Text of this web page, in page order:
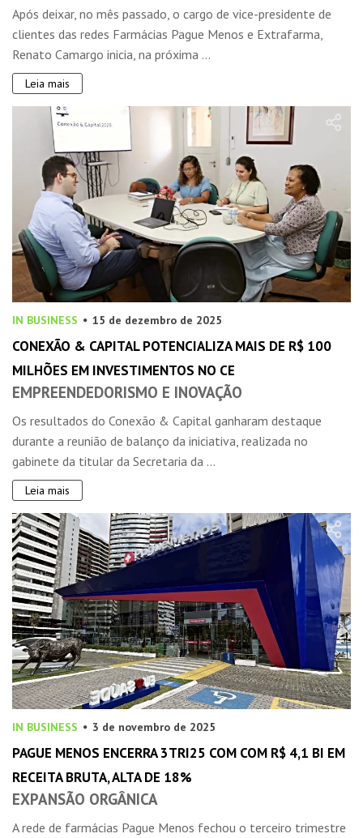
Após deixar, no mês passado, o cargo de vice-presidente de
clientes das redes Farmácias Pague Menos e Extrafarma,
Renato Camargo inicia, na próxima ...
Leia mais
IN BUSINESS 15 de dezembro de 2025
CONEXÃO & CAPITAL POTENCIALIZA MAIS DE R$ 100
MILHÕES EM INVESTIMENTOS NO CE
EMPREENDEDORISMO E INOVAÇÃO
Os resultados do Conexão & Capital ganharam destaque
durante a reunião de balanço da iniciativa, realizada no
gabinete da titular da Secretaria da ...
Leia mais
IN BUSINESS 3 de novembro de 2025
PAGUE MENOS ENCERRA 3TRI25 COM COM R$ 4,1 BI EM
RECEITA BRUTA, ALTA DE 18%
EXPANSÃO ORGÂNICA
A rede de farmácias Pague Menos fechou o terceiro trimestre